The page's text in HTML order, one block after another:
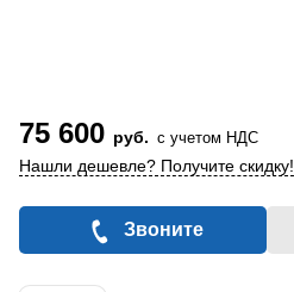
75 600 руб. с учетом НДС
Нашли дешевле? Получите скидку!
Звоните